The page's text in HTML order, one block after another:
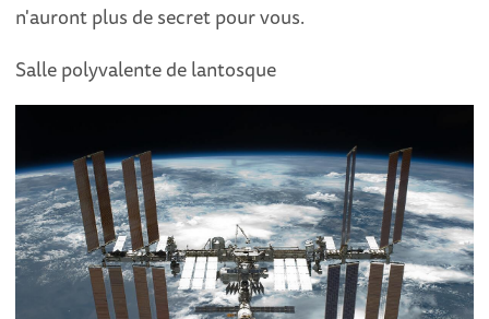
n'auront plus de secret pour vous.
Salle polyvalente de lantosque